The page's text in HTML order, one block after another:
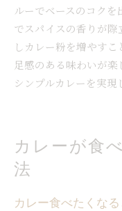
ルーでベースのコク
でスパイスの香りが
しカレー粉を増やす
足感のある味わいが
シンプルカレーを実現
カレーが食
法
カレー食べたくな